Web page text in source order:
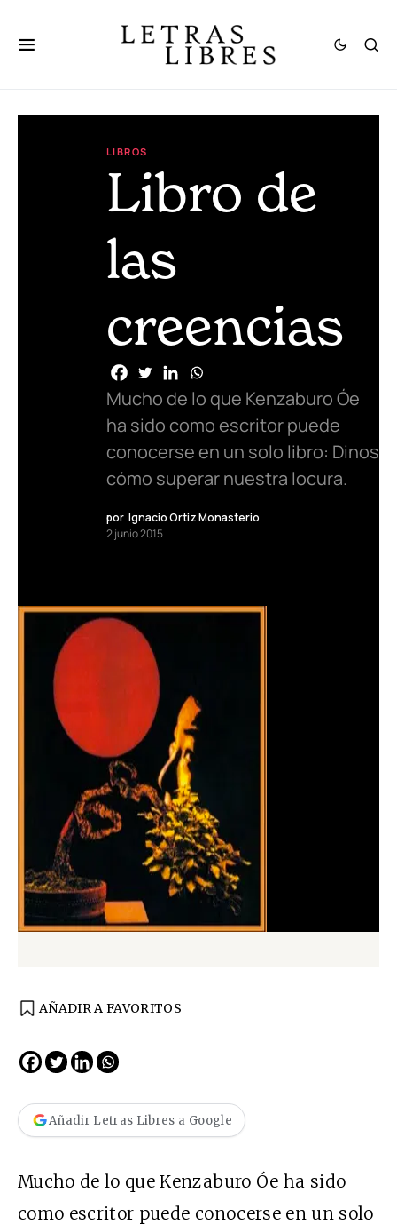
LIBROS
Libro de
las
creencias
Mucho de lo que Kenzaburo Óe
ha sido como escritor puede
conocerse en un solo libro: Dinos
cómo superar nuestra locura.
por Ignacio Ortiz Monasterio
2 junio 2015
AÑADIR A FAVORITOS
Añadir Letras Libres a Google
Mucho de lo que Kenzaburo Óe ha sido
como escritor puede conocerse en un solo